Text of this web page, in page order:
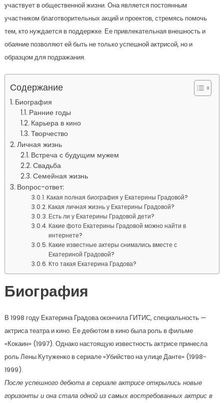
участвует в общественной жизни. Она является постоянным
участником благотворительных акций и проектов, стремясь помочь
тем, кто нуждается в поддержке. Ее привлекательная внешность и
обаяние позволяют ей быть не только успешной актрисой, но и
образцом для подражания.
Содержание
Биография
Ранние годы
Карьера в кино
Творчество
Личная жизнь
Встреча с будущим мужем
Свадьба
Семейная жизнь
Вопрос-ответ:
Какая полная биография у Екатерины Градовой?
Какая личная жизнь у Екатерины Градовой?
Есть ли у Екатерины Градовой дети?
Какие фото Екатерины Градовой можно найти в
интернете?
Какие известные актеры снимались вместе с
Екатериной Градовой?
Кто такая Екатерина Градова?
Биография
В 1998 году Екатерина Градова окончила ГИТИС, специальность —
актриса театра и кино. Ее дебютом в кино была роль в фильме
«Кокаин» (1997). Однако настоящую известность актрисе принесла
роль Лены Кутуженко в сериале «Убийство на улице Данте» (1998-
1999).
После успешного дебюта в сериале актрисе открылись новые
горизонты и она стала одной из самых востребованных актрис в